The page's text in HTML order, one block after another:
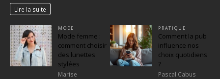
Lire la suite
MODE
Mode femme :
comment choisir
des lunettes
stylées
Marise
PRATIQUE
Comment la pub
influence nos
choix quotidiens
?
Pascal Cabus